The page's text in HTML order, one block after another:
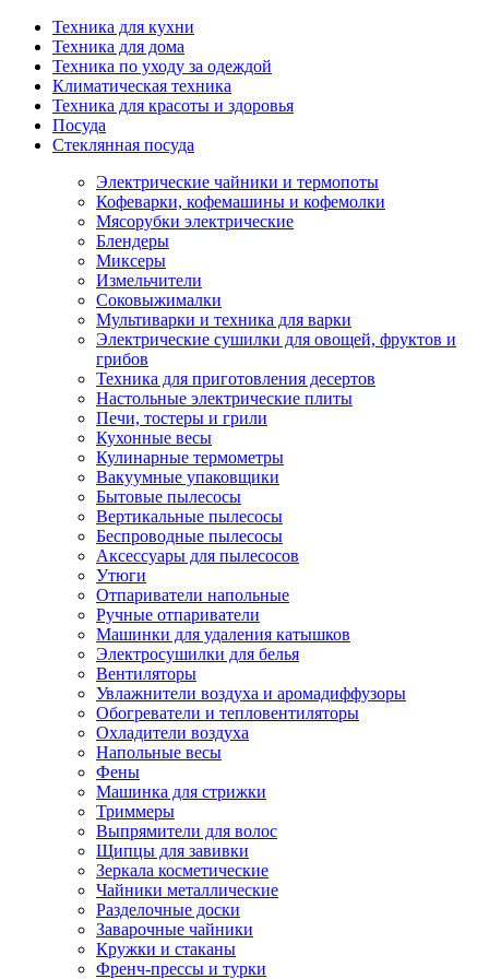
Техника для кухни
Техника для дома
Техника по уходу за одеждой
Климатическая техника
Техника для красоты и здоровья
Посуда
Стеклянная посуда
Электрические чайники и термопоты
Кофеварки, кофемашины и кофемолки
Мясорубки электрические
Блендеры
Миксеры
Измельчители
Соковыжималки
Мультиварки и техника для варки
Электрические сушилки для овощей, фруктов и
грибов
Техника для приготовления десертов
Настольные электрические плиты
Печи, тостеры и грили
Кухонные весы
Кулинарные термометры
Вакуумные упаковщики
Бытовые пылесосы
Вертикальные пылесосы
Беспроводные пылесосы
Аксессуары для пылесосов
Утюги
Отпариватели напольные
Ручные отпариватели
Машинки для удаления катышков
Электросушилки для белья
Вентиляторы
Увлажнители воздуха и аромадиффузоры
Обогреватели и тепловентиляторы
Охладители воздуха
Напольные весы
Фены
Машинка для стрижки
Триммеры
Выпрямители для волос
Щипцы для завивки
Зеркала косметические
Чайники металлические
Разделочные доски
Заварочные чайники
Кружки и стаканы
Френч-прессы и турки